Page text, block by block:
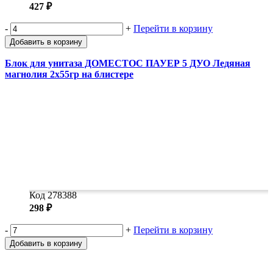
427 ₽
- + Перейти в корзину
Добавить в корзину
Блок для унитаза ДОМЕСТОС ПАУЕР 5 ДУО Ледяная
магнолия 2х55гр на блистере
Код 278388
298 ₽
- + Перейти в корзину
Добавить в корзину